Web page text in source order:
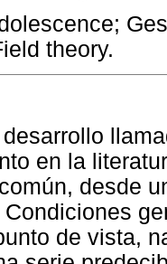
theory.
en la
desde
de vista,